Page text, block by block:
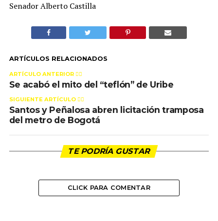
Senador Alberto Castilla
ARTÍCULOS RELACIONADOS
ARTÍCULO ANTERIOR 👉🏻
Se acabó el mito del “teflón” de Uribe
SIGUIENTE ARTÍCULO 👈🏻
Santos y Peñalosa abren licitación tramposa
del metro de Bogotá
TE PODRÍA GUSTAR
CLICK PARA COMENTAR